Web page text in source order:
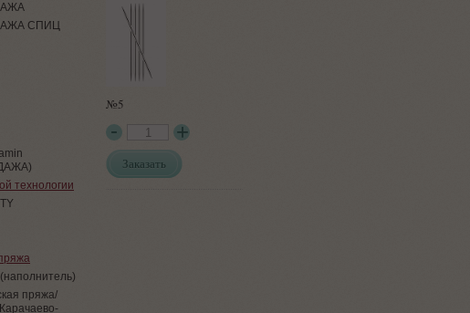
№5
Заказать
СПИЦ
технологии
пряжа/